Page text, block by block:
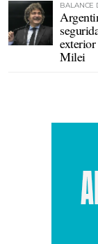
BALANCE
Milei